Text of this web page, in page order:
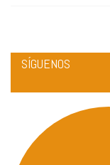
SÍGUENOS